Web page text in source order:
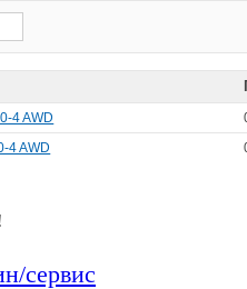
4 AWD
4 AWD
сервис